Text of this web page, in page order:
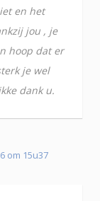
en het
jou , je
hoop dat er
je wel
dank u.
om 15u37